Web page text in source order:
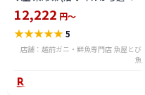
る) 福井県産 国産 産地直送 脚折
れ 訳ありカニ 越前がに ズワイガ
ニ 越前 かに 送料無料 etz-900w
12,222 円～
★★★★★5
店舗：越前ガニ・鮮魚専門店 魚屋とび
魚